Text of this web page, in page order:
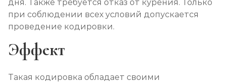
дня. Также требуется отказ от курения. Только
при соблюдении всех условий допускается
проведение кодировки.
Эффект
Такая кодировка обладает своими